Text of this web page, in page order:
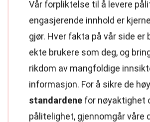
Vår forpliktelse til å levere
engasjerende innhold er
gjør. Hver fakta på vår side er
ekte brukere som deg, og
rikdom av mangfoldige
informasjon. For å sikre de
standardene for nøyaktighet
pålitelighet, gjennomgår våre